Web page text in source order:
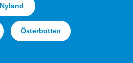
Nyland
Österbotten